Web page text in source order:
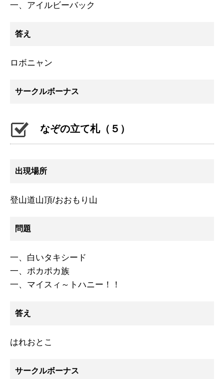
一、アイルビーバック
答え
ロボニャン
サークルボーナス
なぞの立て札（５）
出現場所
登山道山頂/おおもり山
問題
一、白いタキシード
一、ポカポカ族
一、マイスィ～トハニー！！
答え
はれおとこ
サークルボーナス